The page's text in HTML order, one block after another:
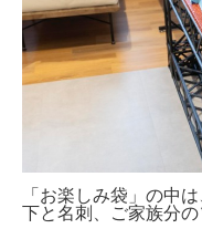
「お楽しみ袋」の中
下と名刺、ご家族分